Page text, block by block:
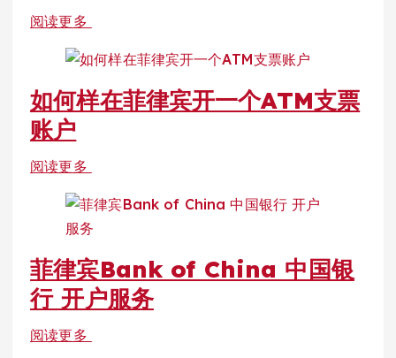
阅读更多
如何样在菲律宾开一个ATM支票
账户
阅读更多
菲律宾Bank of China 中国银
行 开户服务
阅读更多